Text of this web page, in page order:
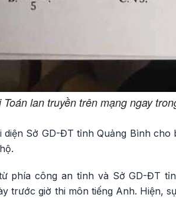
lan truyền trên mạng ngay
Sở GD-ĐT tỉnh Quảng Bình
phía công an tỉnh và Sở GD-ĐT
trước giờ thi môn tiếng Anh. Hiện,